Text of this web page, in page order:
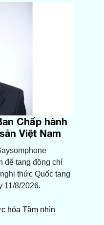
Chấp hành
Việt Nam
để tang đồng chí
thức Quốc tang
11/8/2026.
hóa Tầm nhìn